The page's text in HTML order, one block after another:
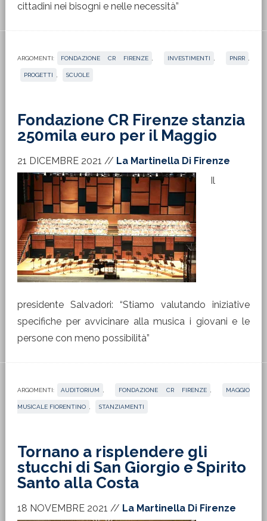
cittadini nei bisogni e nelle necessità”
ARGOMENTI: FONDAZIONE CR FIRENZE INVESTIMENTI PNRR
PROGETTI SCUOLE
Fondazione CR Firenze stanzia
250mila euro per il Maggio
21 DICEMBRE 2021 // La Martinella Di Firenze
Il
presidente Salvadori: “Stiamo valutando iniziative
specifiche per avvicinare alla musica i giovani e le
persone con meno possibilità”
ARGOMENTI: AUDITORIUM FONDAZIONE CR FIRENZE MAGGIO
MUSICALE FIORENTINO STANZIAMENTI
Tornano a risplendere gli
stucchi di San Giorgio e Spirito
Santo alla Costa
18 NOVEMBRE 2021 // La Martinella Di Firenze